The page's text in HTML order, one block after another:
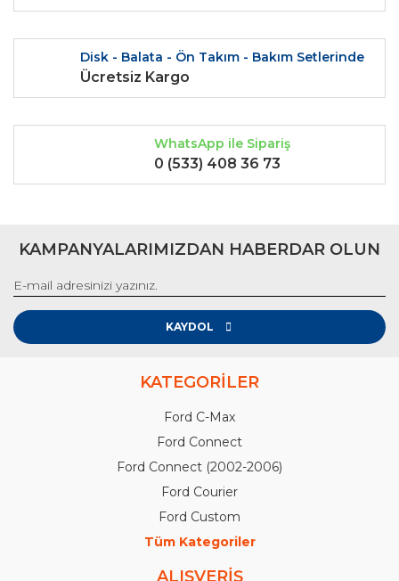
Disk - Balata - Ön Takım - Bakım Setlerinde
Ücretsiz Kargo
WhatsApp ile Sipariş
0 (533) 408 36 73
KAMPANYALARIMIZDAN HABERDAR OLUN
KAYDOL
KATEGORİLER
Ford C-Max
Ford Connect
Ford Connect (2002-2006)
Ford Courier
Ford Custom
Tüm Kategoriler
ALIŞVERİŞ